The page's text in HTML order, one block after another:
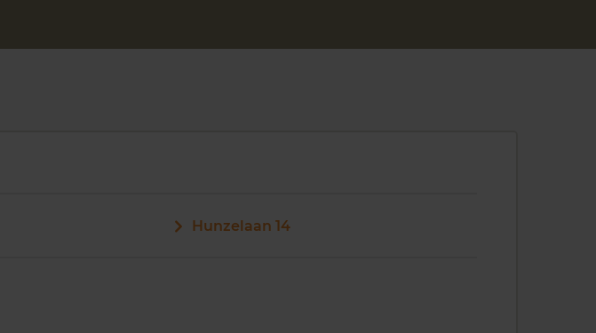
Hunzelaan 14